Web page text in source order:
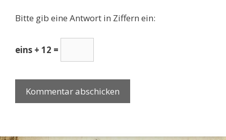
Bitte gib eine Antwort in Ziffern ein:
eins + 12 =